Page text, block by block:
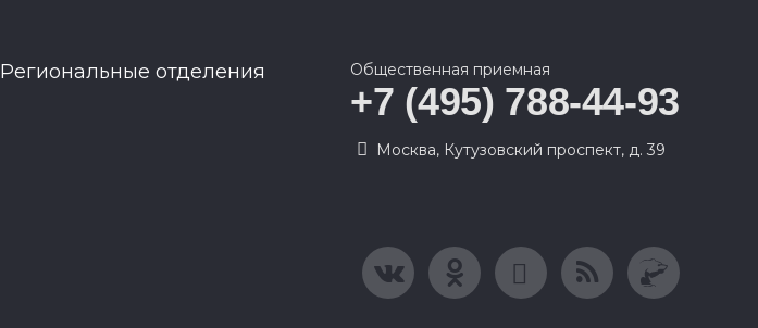
Региональные отделения Общественная приемная
+7 (495) 788-44-93
Москва, Кутузовский проспект, д. 39